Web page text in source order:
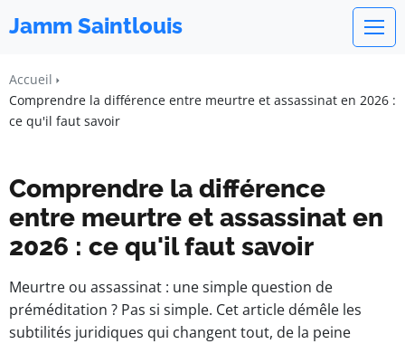
Jamm Saintlouis
Accueil
Comprendre la différence entre meurtre et assassinat en 2026 :
ce qu'il faut savoir
Comprendre la différence
entre meurtre et assassinat en
2026 : ce qu'il faut savoir
Meurtre ou assassinat : une simple question de
préméditation ? Pas si simple. Cet article démêle les
subtilités juridiques qui changent tout, de la peine